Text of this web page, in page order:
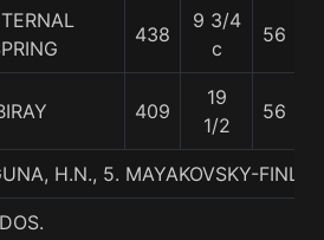
438
9 3/4
c
56
409
19
1/2
56
H.N., 5. MAYAKOVSKY-